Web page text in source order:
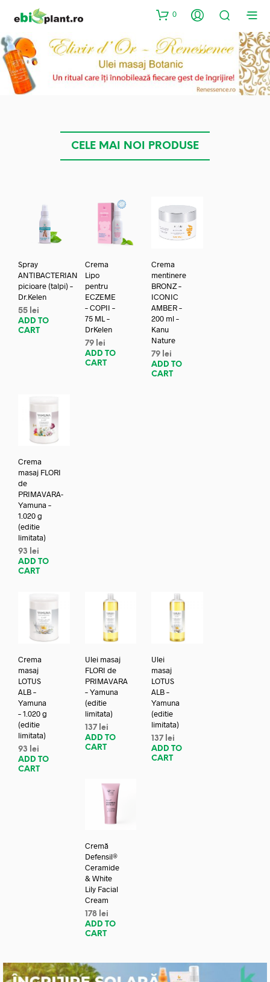
0
CELE MAI NOI PRODUSE
Spray
ANTIBACTERIAN
picioare (talpi) –
Dr.Kelen
55 lei
ADD TO
CART
Crema
Lipo
pentru
ECZEME
– COPII –
75 ML –
DrKelen
79 lei
ADD TO
CART
Crema
mentinere
BRONZ –
ICONIC
AMBER –
200 ml –
Kanu
Nature
79 lei
ADD TO
CART
Crema
masaj FLORI
de
PRIMAVARA-
Yamuna –
1.020 g
(editie
limitata)
93
lei
ADD TO
CART
Crema
masaj
LOTUS
ALB –
Yamuna
– 1.020 g
(editie
limitata)
93
lei
ADD TO
CART
Ulei masaj
FLORI de
PRIMAVARA
– Yamuna
(editie
limitata)
137 lei
ADD TO
CART
Ulei
masaj
LOTUS
ALB –
Yamuna
(editie
limitata)
137 lei
ADD TO
CART
Cremă
Defensil®
Ceramide
& White
Lily Facial
Cream
178 lei
ADD TO
CART